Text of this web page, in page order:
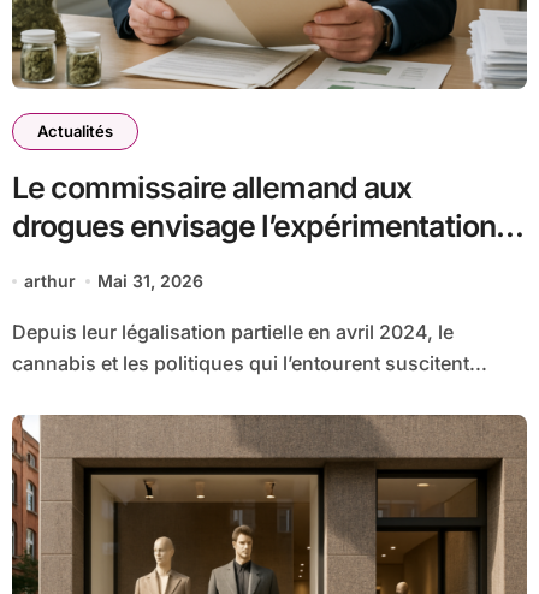
Actualités
Le commissaire allemand aux
drogues envisage l’expérimentation
des magasins pilotes de cannabis
arthur Mai 31, 2026
Depuis leur légalisation partielle en avril 2024, le
cannabis et les politiques qui l’entourent suscitent...